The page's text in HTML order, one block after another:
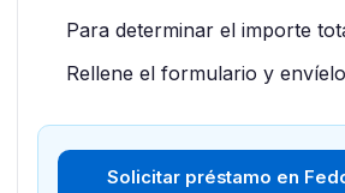
Para determinar el importe
Rellene el formulario y envíelo
Solicitar préstamo en